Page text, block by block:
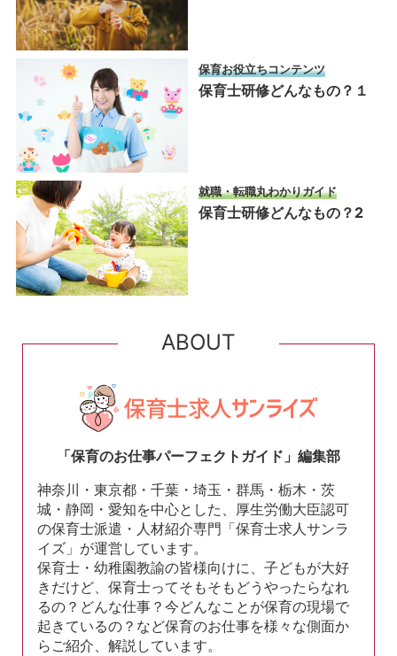
保育お役立ちコンテンツ
保育士研修どんなもの？１
就職・転職丸わかりガイド
保育士研修どんなもの？2
ABOUT
「保育のお仕事パーフェクトガイド」編集部
神奈川・東京都・千葉・埼玉・群馬・栃木・茨
城・静岡・愛知を中心とした、厚生労働大臣認可
の保育士派遣・人材紹介専門「保育士求人サンラ
イズ」が運営しています。
保育士・幼稚園教諭の皆様向けに、子どもが大好
きだけど、保育士ってそもそもどうやったらなれ
るの？どんな仕事？今どんなことが保育の現場で
起きているの？など保育のお仕事を様々な側面か
らご紹介、解説しています。